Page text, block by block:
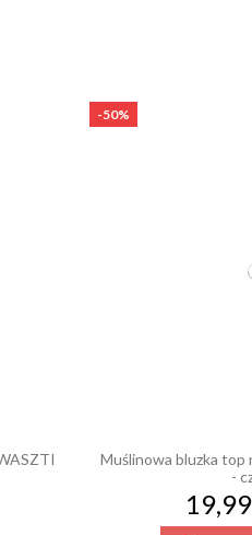
-50%
Muślinowa bluzka top
-
19,99